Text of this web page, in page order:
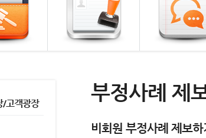
/고객광장 부정사례 제
비회원 부정사례 제보하